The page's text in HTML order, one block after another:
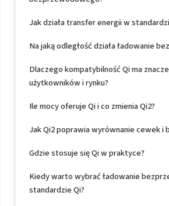
Jak działa transfer energii w
Na jaką odległość działa ładowanie
Dlaczego kompatybilność Qi ma
użytkowników i rynku?
Ile mocy oferuje Qi i co zmienia Qi2?
Jak Qi2 poprawia wyrównanie cewek i
Gdzie stosuje się Qi w praktyce?
Kiedy warto wybrać ładowanie
standardzie Qi?